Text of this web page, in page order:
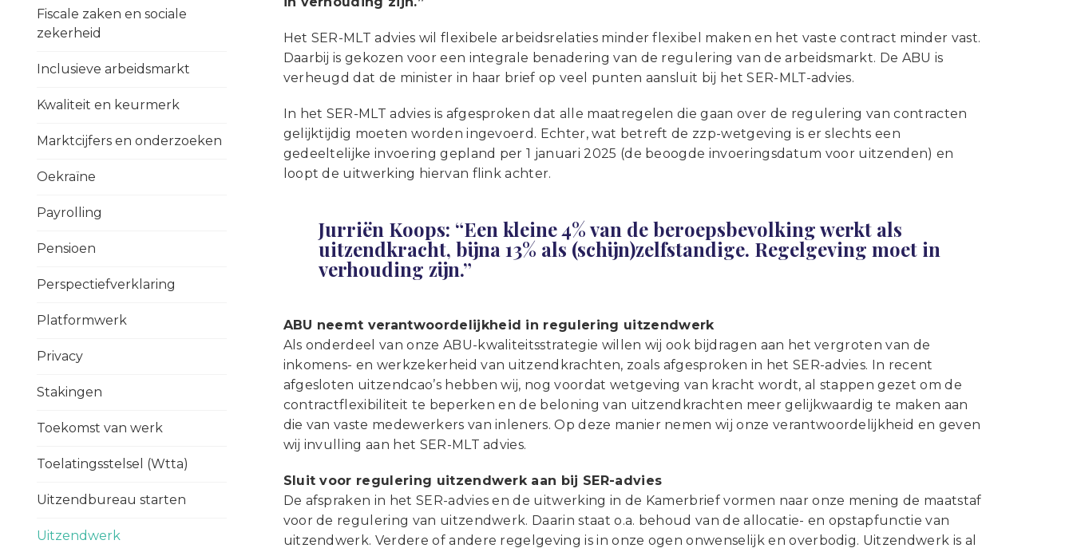
Fiscale zaken en sociale
zekerheid
Inclusieve arbeidsmarkt
Kwaliteit en keurmerk
Marktcijfers en onderzoeken
Oekraïne
Payrolling
Pensioen
Perspectiefverklaring
Platformwerk
Privacy
Stakingen
Toekomst van werk
Toelatingsstelsel (Wtta)
Uitzendbureau starten
Uitzendwerk
Het SER-MLT advies wil flexibele arbeidsrelaties minder flexibel maken en het vaste contract minder vast.
Daarbij is gekozen voor een integrale benadering van de regulering van de arbeidsmarkt. De ABU is
verheugd dat de minister in haar brief op veel punten aansluit bij het SER-MLT-advies.
In het SER-MLT advies is afgesproken dat alle maatregelen die gaan over de regulering van contracten
gelijktijdig moeten worden ingevoerd. Echter, wat betreft de zzp-wetgeving is er slechts een
gedeeltelijke invoering gepland per 1 januari 2025 (de beoogde invoeringsdatum voor uitzenden) en
loopt de uitwerking hiervan flink achter.
Jurriën Koops: “Een kleine 4% van de beroepsbevolking werkt als
uitzendkracht, bijna 13% als (schijn)zelfstandige. Regelgeving moet in
verhouding zijn.”
ABU neemt verantwoordelijkheid in regulering uitzendwerk
Als onderdeel van onze ABU-kwaliteitsstrategie willen wij ook bijdragen aan het vergroten van de
inkomens- en werkzekerheid van uitzendkrachten, zoals afgesproken in het SER-advies. In recent
afgesloten uitzendcao’s hebben wij, nog voordat wetgeving van kracht wordt, al stappen gezet om de
contractflexibiliteit te beperken en de beloning van uitzendkrachten meer gelijkwaardig te maken aan
die van vaste medewerkers van inleners. Op deze manier nemen wij onze verantwoordelijkheid en geven
wij invulling aan het SER-MLT advies.
Sluit voor regulering uitzendwerk aan bij SER-advies
De afspraken in het SER-advies en de uitwerking in de Kamerbrief vormen naar onze mening de maatstaf
voor de regulering van uitzendwerk. Daarin staat o.a. behoud van de allocatie- en opstapfunctie van
uitzendwerk. Verdere of andere regelgeving is in onze ogen onwenselijk en overbodig. Uitzendwerk is al